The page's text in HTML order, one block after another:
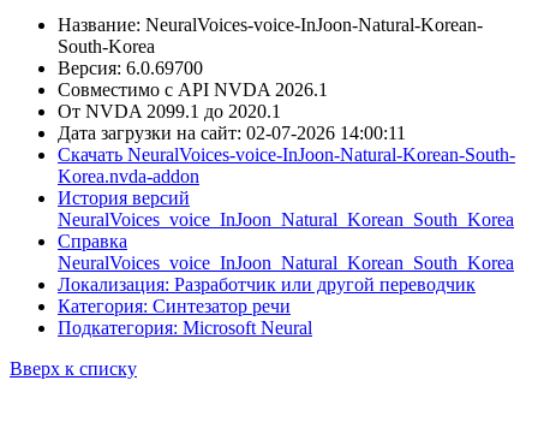
Название: NeuralVoices-voice-InJoon-Natural-Korean-
South-Korea
Версия: 6.0.69700
Совместимо с API NVDA 2026.1
От NVDA 2099.1 до 2020.1
Дата загрузки на сайт: 02-07-2026 14:00:11
Скачать NeuralVoices-voice-InJoon-Natural-Korean-South-
Korea.nvda-addon
История версий
NeuralVoices_voice_InJoon_Natural_Korean_South_Korea
Справка
NeuralVoices_voice_InJoon_Natural_Korean_South_Korea
Локализация: Разработчик или другой переводчик
Категория: Синтезатор речи
Подкатегория: Microsoft Neural
Вверх к списку